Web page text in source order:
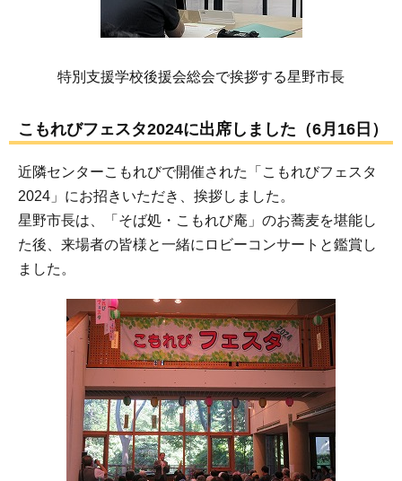
特別支援学校後援会総会で挨拶する星野市長
こもれびフェスタ2024に出席しました（6月16日）
近隣センターこもれびで開催された「こもれびフェスタ
2024」にお招きいただき、挨拶しました。
星野市長は、「そば処・こもれび庵」のお蕎麦を堪能し
た後、来場者の皆様と一緒にロビーコンサートと鑑賞し
ました。